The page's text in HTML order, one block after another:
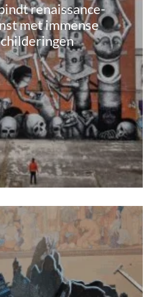
renaissance-
met immense